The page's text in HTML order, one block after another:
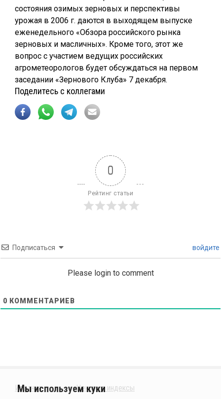
состояния озимых зерновых и перспективы
урожая в 2006 г. даются в выходящем выпуске
еженедельного «Обзора российского рынка
зерновых и масличных». Кроме того, этот же
вопрос с участием ведущих российских
агрометеорологов будет обсуждаться на первом
заседании «Зернового Клуба» 7 декабря.
Поделитесь с коллегами
0
Рейтинг статьи
Подписаться войдите
Please login to comment
0 КОММЕНТАРИЕВ
Издания
Ценовые индексы